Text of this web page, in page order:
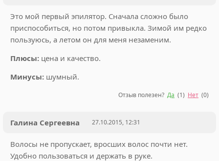
Это мой первый эпилятор. Сначала сложно было
приспособиться, но потом привыкла. Зимой им редко
пользуюсь, а летом он для меня незаменим.
Плюсы: цена и качество.
Минусы: шумный.
Отзыв полезен? Да (1) Нет (0)
Галина Сергеевна 27.10.2015, 12:31
Волосы не пропускает, вросших волос почти нет.
Удобно пользоваться и держать в руке.